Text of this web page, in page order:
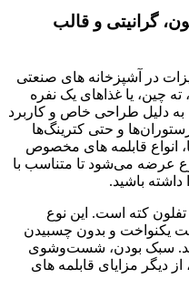
گرانیتی و قالب
در آشپزخانه‌ های صنعتی
چین، یا غذاهای یک‌ نفره
به دلیل طراحی خاص و کاربرد
و حتی کترینگ‌ها
انواع قابلمه‌ های مخصوص
عرضه می‌شود تا متناسب با
داشته باشید.
تفلون کته است. این نوع
یکنواخت و بدون چسبیدن
سبک بودن، شست‌وشوی
دیگر مزایای قابلمه‌ های